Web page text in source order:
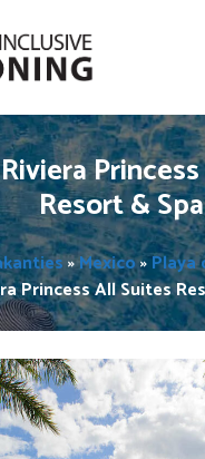
Resort & Spa
»Mexico»Playa
Princess All Suites